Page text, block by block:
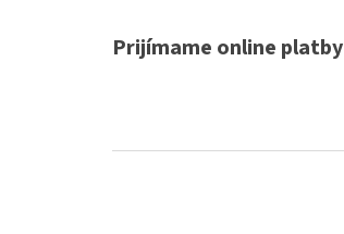
Prijímame online platby